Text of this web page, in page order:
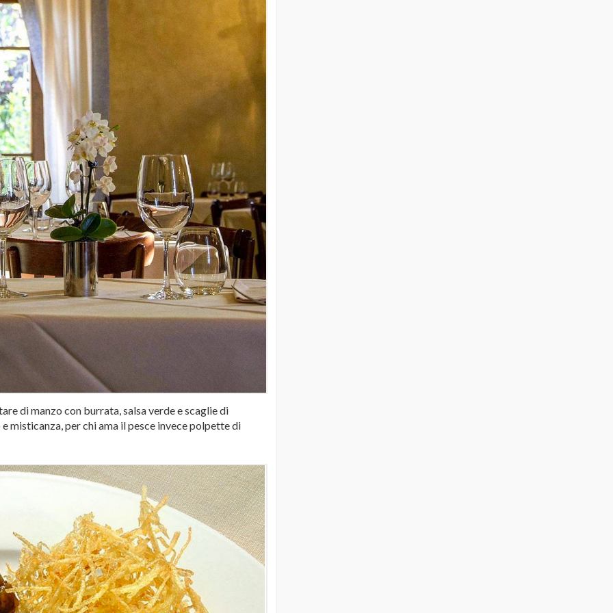
di manzo con burrata, salsa verde e scaglie di
misticanza, per chi ama il pesce invece polpette di